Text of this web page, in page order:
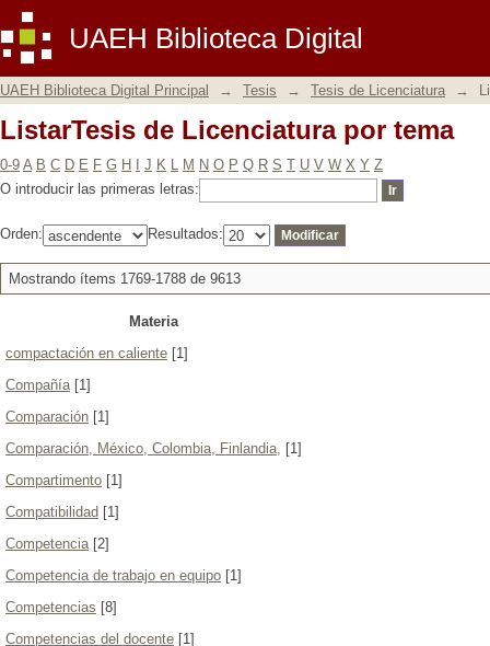
UAEH Biblioteca Digital
ListarTesis de Licenciatura por tema
UAEH Biblioteca Digital Principal → Tesis → Tesis de Licenciatura →
ListarTesis de Licenciatura por tema
0-9 A B C D E F G H J K L M N O P Q R S T U V W X Y Z
O introducir las primeras letras:
Orden: Resultados:
Mostrando ítems 1769-1788 de 9613
Materia
compactación en caliente [1]
Compañía[1]
Comparación [1]
Comparación, México, Colombia, Finlandia, [1]
Compartimento [1]
Compatibilidad [1]
Competencia[2]
Competencia de trabajo en equipo [1]
Competencias [8]
Competencias del docente [1]